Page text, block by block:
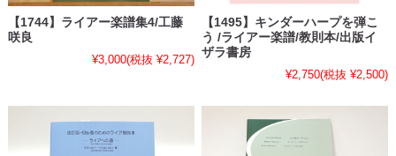
【1744】ライアー楽譜集4/工藤
咲良
¥3,000(税抜 ¥2,727)
【1495】キンダーハープを弾こ
う /ライアー楽譜/教則本/出版イ
ザラ書房
¥2,750(税抜 ¥2,500)